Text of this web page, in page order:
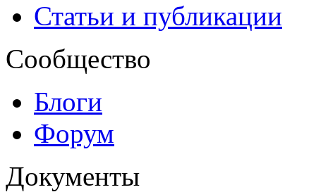
Статьи и публикации
Сообщество
Блоги
Форум
Документы